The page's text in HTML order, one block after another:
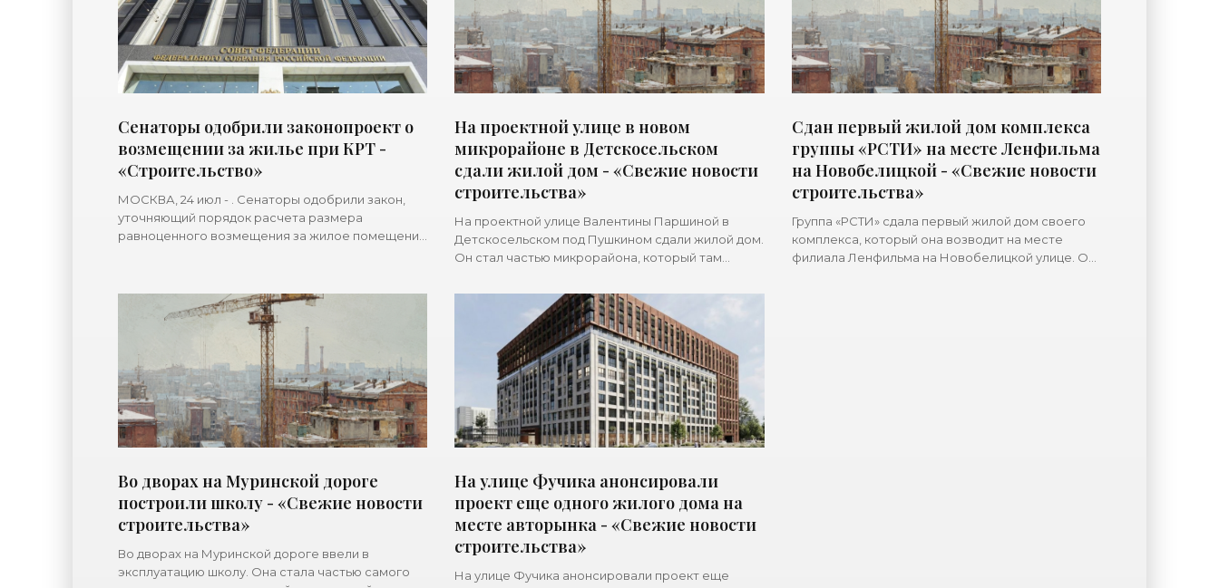
Сенаторы одобрили законопроект о
возмещении за жилье при КРТ -
«Строительство»
МОСКВА, 24 июл - . Сенаторы одобрили закон,
уточняющий порядок расчета размера
равноценного возмещения за жилое помещение
На проектной улице в новом
микрорайоне в Детскосельском
сдали жилой дом - «Свежие новости
строительства»
На проектной улице Валентины Паршиной в
Детскосельском под Пушкином сдали жилой дом.
Он стал частью микрорайона, который там
бывших землях совхоза
Сдан первый жилой дом комплекса
группы «РСТИ» на месте Ленфильма
на Новобелицкой - «Свежие новости
строительства»
Группа «РСТИ» сдала первый жилой дом своего
комплекса, который она возводит на месте
филиала Ленфильма на Новобелицкой улице. Он
Во дворах на Муринской дороге
построили школу - «Свежие новости
строительства»
Во дворах на Муринской дороге ввели в
эксплуатацию школу. Она стала частью самого
На улице Фучика анонсировали
проект еще одного жилого дома на
месте авторынка - «Свежие новости
строительства»
На улице Фучика анонсировали проект еще